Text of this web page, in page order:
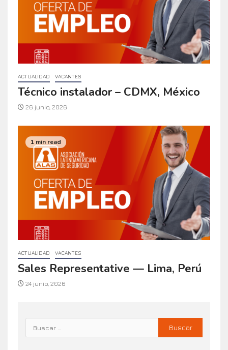
ACTUALIDAD VACANTES
Técnico instalador – CDMX, México
26 junio, 2026
1 min read
ACTUALIDAD VACANTES
Sales Representative — Lima, Perú
24 junio, 2026